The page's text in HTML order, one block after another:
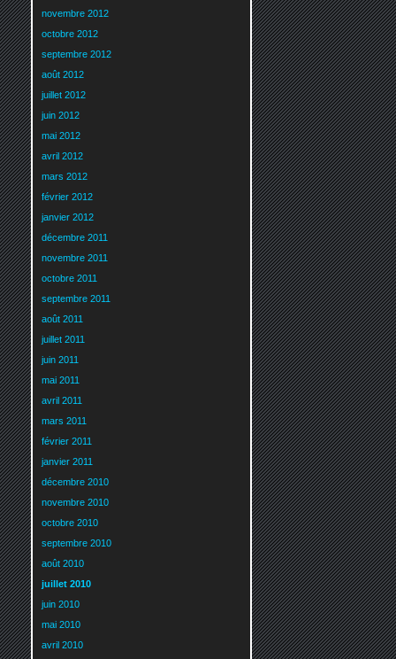
novembre 2012
octobre 2012
septembre 2012
août 2012
juillet 2012
juin 2012
mai 2012
avril 2012
mars 2012
février 2012
janvier 2012
décembre 2011
novembre 2011
octobre 2011
septembre 2011
août 2011
juillet 2011
juin 2011
mai 2011
avril 2011
mars 2011
février 2011
janvier 2011
décembre 2010
novembre 2010
octobre 2010
septembre 2010
août 2010
juillet 2010
juin 2010
mai 2010
avril 2010